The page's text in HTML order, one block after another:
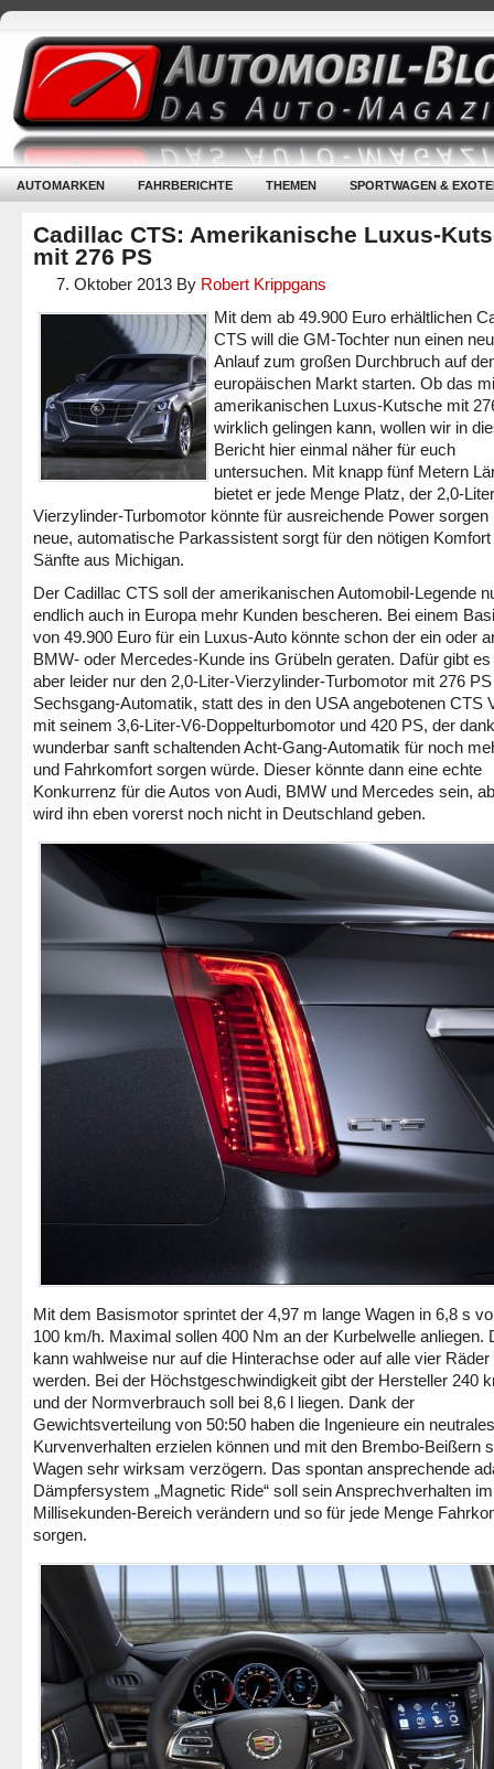
AUTOMARKEN FAHRBERICHTE THEMEN SPORTWAGEN &
Cadillac CTS: Amerikanische Luxus-
mit 276 PS
7. Oktober 2013 By Robert Krippgans
Mit dem ab 49.900 Euro erhältlichen
CTS will die GM-Tochter nun einen
Anlauf zum großen Durchbruch auf
europäischen Markt starten. Ob das
amerikanischen Luxus-Kutsche mit
wirklich gelingen kann, wollen wir in
Bericht hier einmal näher für euch
untersuchen. Mit knapp fünf Metern
bietet er jede Menge Platz, der 2,0-
Vierzylinder-Turbomotor könnte für ausreichende Power sorgen
neue, automatische Parkassistent sorgt für den nötigen Komfort
Sänfte aus Michigan.
Der Cadillac CTS soll der amerikanischen Automobil-Legende
endlich auch in Europa mehr Kunden bescheren. Bei einem
von 49.900 Euro für ein Luxus-Auto könnte schon der ein oder
BMW- oder Mercedes-Kunde ins Grübeln geraten. Dafür gibt es
aber leider nur den 2,0-Liter-Vierzylinder-Turbomotor mit 276
Sechsgang-Automatik, statt des in den USA angebotenen CTS
mit seinem 3,6-Liter-V6-Doppelturbomotor und 420 PS, der
wunderbar sanft schaltenden Acht-Gang-Automatik für noch
und Fahrkomfort sorgen würde. Dieser könnte dann eine echte
Konkurrenz für die Autos von Audi, BMW und Mercedes sein,
wird ihn eben vorerst noch nicht in Deutschland geben.
Mit dem Basismotor sprintet der 4,97 m lange Wagen in 6,8 s
100 km/h. Maximal sollen 400 Nm an der Kurbelwelle anliegen.
kann wahlweise nur auf die Hinterachse oder auf alle vier Räder
werden. Bei der Höchstgeschwindigkeit gibt der Hersteller 240
und der Normverbrauch soll bei 8,6 l liegen. Dank der
Gewichtsverteilung von 50:50 haben die Ingenieure ein neutrales
Kurvenverhalten erzielen können und mit den Brembo-Beißern
Wagen sehr wirksam verzögern. Das spontan ansprechende
Dämpfersystem „Magnetic Ride“ soll sein Ansprechverhalten im
Millisekunden-Bereich verändern und so für jede Menge
sorgen.